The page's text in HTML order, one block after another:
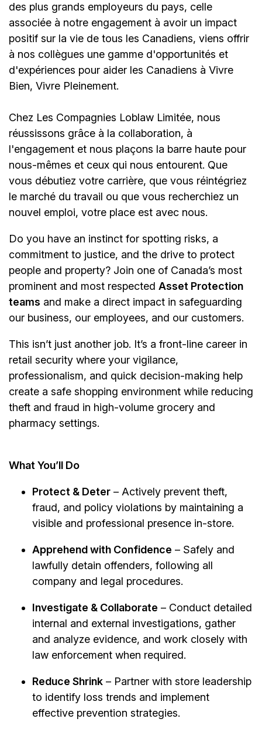
des plus grands employeurs du pays, celle
associée à notre engagement à avoir un impact
positif sur la vie de tous les Canadiens, viens offrir
à nos collègues une gamme d'opportunités et
d'expériences pour aider les Canadiens à Vivre
Bien, Vivre Pleinement.
Chez Les Compagnies Loblaw Limitée, nous
réussissons grâce à la collaboration, à
l'engagement et nous plaçons la barre haute pour
nous-mêmes et ceux qui nous entourent. Que
vous débutiez votre carrière, que vous réintégriez
le marché du travail ou que vous recherchiez un
nouvel emploi, votre place est avec nous.
Do you have an instinct for spotting risks, a
commitment to justice, and the drive to protect
people and property? Join one of Canada’s most
prominent and most respected Asset Protection
teams and make a direct impact in safeguarding
our business, our employees, and our customers.
This isn’t just another job. It’s a front-line career in
retail security where your vigilance,
professionalism, and quick decision-making help
create a safe shopping environment while reducing
theft and fraud in high-volume grocery and
pharmacy settings.
What You’ll Do
Protect & Deter – Actively prevent theft,
fraud, and policy violations by maintaining a
visible and professional presence in-store.
Apprehend with Confidence – Safely and
lawfully detain offenders, following all
company and legal procedures.
Investigate & Collaborate – Conduct detailed
internal and external investigations, gather
and analyze evidence, and work closely with
law enforcement when required.
Reduce Shrink – Partner with store leadership
to identify loss trends and implement
effective prevention strategies.